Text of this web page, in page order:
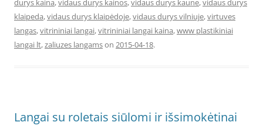
durys kaina,vidaus durys kainos,vidaus durys kaune,vidaus durys
klaipeda,vidaus durys klaipėdoje,vidaus durys vilniuje,virtuves
langas,vitrininiai langai,vitrininiai langai kaina,www plastikiniai
langai lt,zaliuzes langamson 2015-04-18.
Langai su roletais siūlomi ir išsimokėtinai